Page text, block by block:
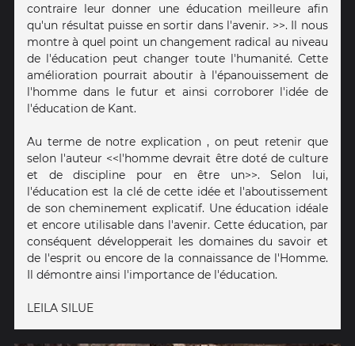
contraire leur donner une éducation meilleure afin
qu'un résultat puisse en sortir dans l'avenir. >>. Il nous
montre à quel point un changement radical au niveau
de l'éducation peut changer toute l'humanité. Cette
amélioration pourrait aboutir à l'épanouissement de
l'homme dans le futur et ainsi corroborer l'idée de
l'éducation de Kant.
Au terme de notre explication , on peut retenir que
selon l'auteur <<l'homme devrait être doté de culture
et de discipline pour en être un>>. Selon lui,
l'éducation est la clé de cette idée et l'aboutissement
de son cheminement explicatif. Une éducation idéale
et encore utilisable dans l'avenir. Cette éducation, par
conséquent développerait les domaines du savoir et
de l'esprit ou encore de la connaissance de l'Homme.
Il démontre ainsi l'importance de l'éducation.
LEILA SILUE